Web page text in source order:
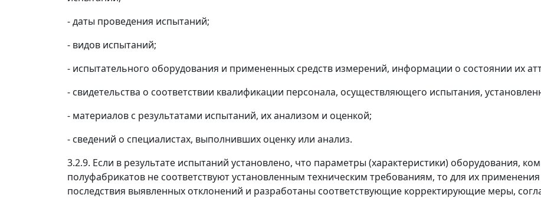
- даты проведения испытаний;
- видов испытаний;
- испытательного оборудования и примененных средств измерений, информации о состоянии их
- свидетельства о соответствии квалификации персонала, осуществляющего испытания,
- материалов с результатами испытаний, их анализом и оценкой;
- сведений о специалистах, выполнивших оценку или анализ.
3.2.9. Если в результате испытаний установлено, что параметры (характеристики) оборудования,
полуфабрикатов не соответствуют установленным техническим требованиям, то для их
последствия выявленных отклонений и разработаны соответствующие корректирующие меры,